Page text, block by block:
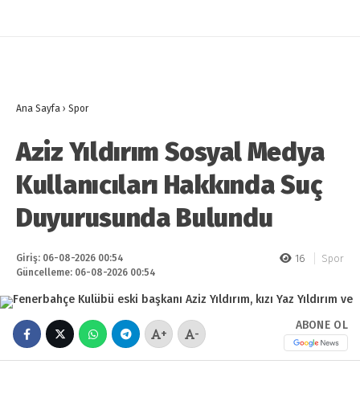
Ana Sayfa › Spor
Aziz Yıldırım Sosyal Medya
Kullanıcıları Hakkında Suç
Duyurusunda Bulundu
Giriş: 06-08-2026 00:54
Güncelleme: 06-08-2026 00:54
16 Spor
+ -
ABONE OL